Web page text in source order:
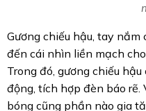
Gương chiếu hậu, tay
đến cái nhìn liền mạch
Trong đó, gương chiếu
động, tích hợp đèn báo rẽ.
bóng cũng phần nào gia